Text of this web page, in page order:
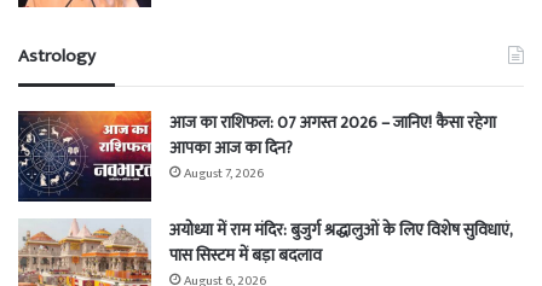
Astrology
आज का राशिफल: 07 अगस्त 2026 – जानिए! कैसा रहेगा
आपका आज का दिन?
August 7, 2026
अयोध्या में राम मंदिर: बुजुर्ग श्रद्धालुओं के लिए विशेष सुविधाएं,
पास सिस्टम में बड़ा बदलाव
August 6, 2026